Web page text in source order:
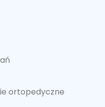
ortopedyczne